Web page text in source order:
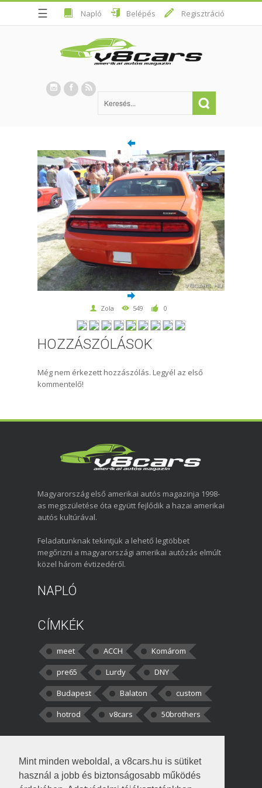
Mint minden weboldal, a v8cars.hu is sütiket
használ a jobb és biztonságosabb működés
☰ Napló Belépés Regisztráció
Zola 549 0
HOZZÁSZÓLÁSOK
Még nem érkezett hozzászólás. Legyél az első
kommentelő!
Magyarország első amerikai autós magazinja 1998-
as megszületése óta együtt fejlődik a hazai amerikai
autós kultúrával.
Feladatunknak tekintjük a lehető legtöbbet
megőrizni a magyarországi amerikai autózás elmúlt
közel három évtizedéről.
NAPLÓ
CÍMKÉK
meet ACCH
Komárom
pre65
Lurdy
DNY
Budapest
Balaton
custom
hotrod
v8cars 50brothers
kortisz:Elszúrtam! Én csak két
darabbaal számoltam. Nem tudtam, hogy fél autót,